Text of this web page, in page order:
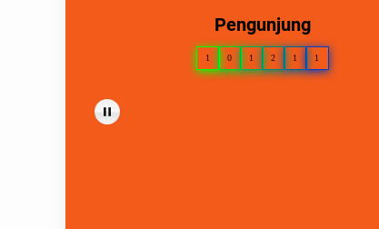
Pengunjung
1 0 1 2 1 1